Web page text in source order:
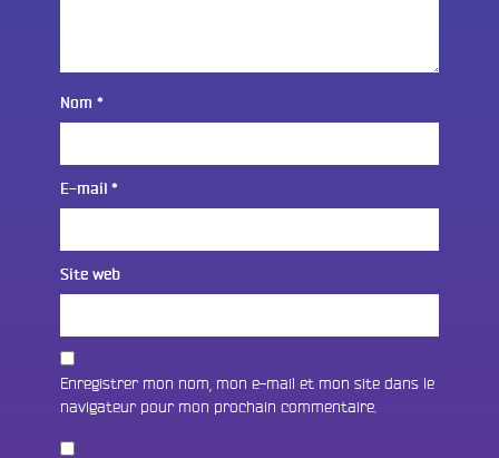
Nom *
E-mail *
Site web
Enregistrer mon nom, mon e-mail et mon site dans le
navigateur pour mon prochain commentaire.